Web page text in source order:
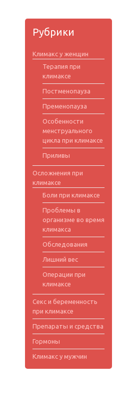
Рубрики
Климакс у женщин
Терапия при
климаксе
Постменопауза
Пременопауза
Особенности
менструального
цикла при климаксе
Приливы
Осложнения при
климаксе
Боли при климаксе
Проблемы в
организме во время
климакса
Обследования
Лишний вес
Операции при
климаксе
Секс и беременность
при климаксе
Препараты и средства
Гормоны
Климакс у мужчин